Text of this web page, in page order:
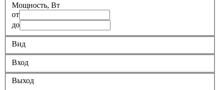
Мощность, Вт
от
до
Вид
Вход
Выход